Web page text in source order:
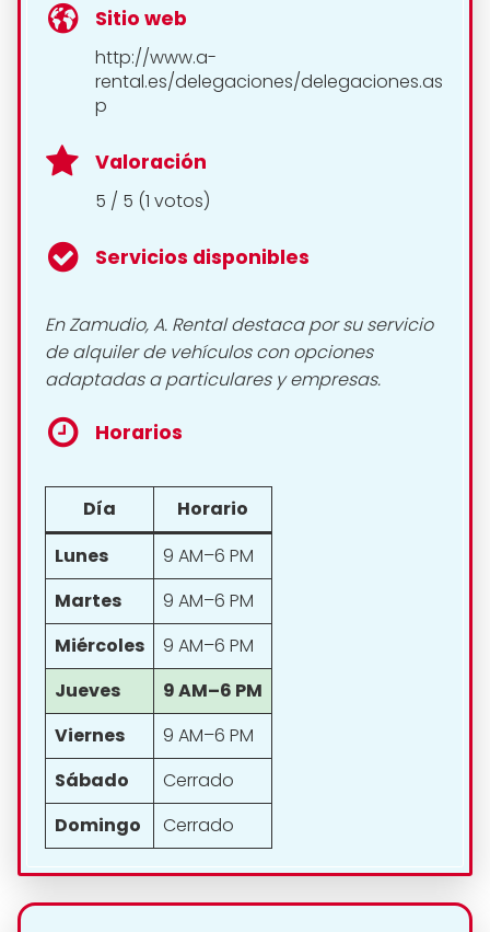
Sitio web
http://www.a-
rental.es/delegaciones/delegaciones.as
p
Valoración
5 / 5 (1 votos)
Servicios disponibles
En Zamudio, A. Rental destaca por su servicio
de alquiler de vehículos con opciones
adaptadas a particulares y empresas.
Horarios
Día
Horario
Lunes
9 AM–6 PM
Martes
9 AM–6 PM
Miércoles
9 AM–6 PM
Jueves
9 AM–6 PM
Viernes
9 AM–6 PM
Sábado
Cerrado
Domingo
Cerrado